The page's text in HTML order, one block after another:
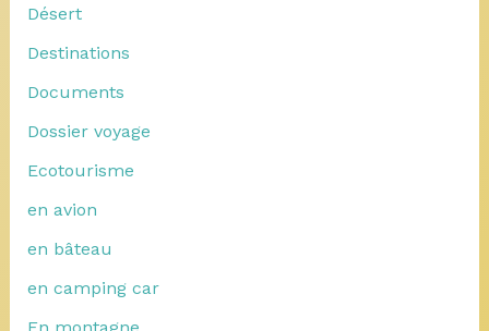
Désert
Destinations
Documents
Dossier voyage
Ecotourisme
en avion
en bâteau
en camping car